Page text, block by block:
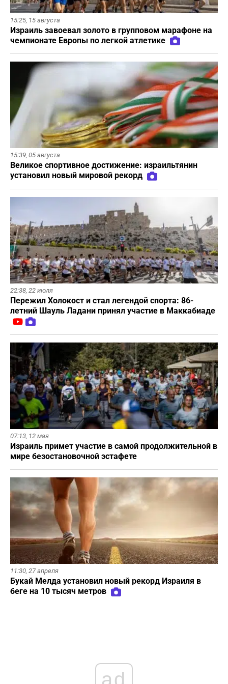
15:25, 15 августа
Израиль завоевал золото в групповом марафоне на
чемпионате Европы по легкой атлетике
15:39, 05 августа
Великое спортивное достижение: израильтянин
установил новый мировой рекорд
22:38, 22 июля
Пережил Холокост и стал легендой спорта: 86-
летний Шауль Ладани принял участие в Маккабиаде
07:13, 12 мая
Израиль примет участие в самой продолжительной в
мире безостановочной эстафете
11:30, 27 апреля
Букай Мелда установил новый рекорд Израиля в
беге на 10 тысяч метров
ad